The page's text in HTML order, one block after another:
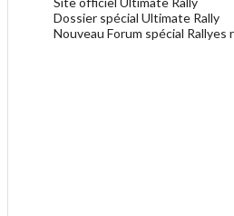
Dossier spécial Ultimate Rally
Nouveau Forum spécial Rallyes